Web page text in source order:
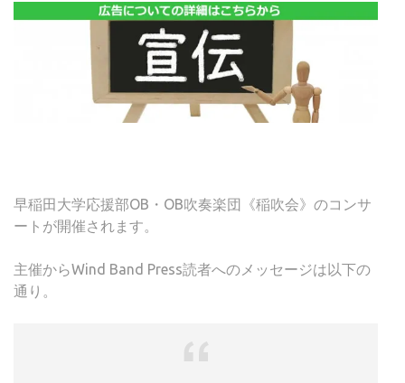
早稲田大学応援部OB・OB吹奏楽団《稲吹会》のコンサ
ートが開催されます。
主催からWind Band Press読者へのメッセージは以下の
通り。